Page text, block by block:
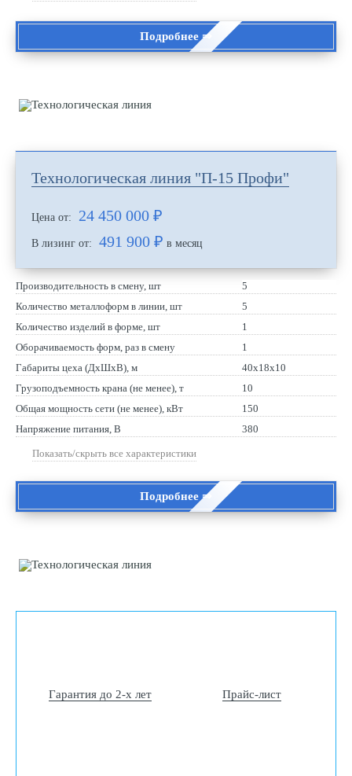
Подробнее ⇒
Технологическая линия "П-15 Профи"
Цена от: 24 450 000 ₽
В лизинг от: 491 900 ₽ в месяц
Производительность в смену, шт
5
Количество металлоформ в линии, шт
5
Количество изделий в форме, шт
1
Оборачиваемость форм, раз в смену
1
Габариты цеха (ДхШхВ), м
40х18х10
Грузоподъемность крана (не менее), т
10
Общая мощность сети (не менее), кВт
150
Напряжение питания, В
380
Показать/скрыть все характеристики
Подробнее ⇒
Гарантия до 2-х лет Прайс-лист